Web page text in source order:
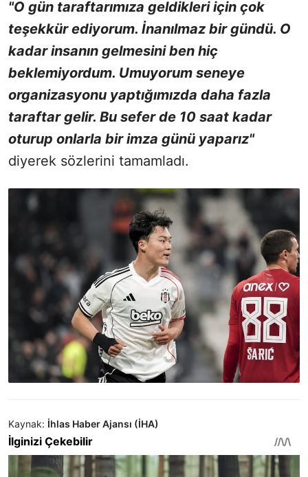
"O gün taraftarımıza geldikleri için çok
teşekkür ediyorum. İnanılmaz bir gündü. O
kadar insanın gelmesini ben hiç
beklemiyordum. Umuyorum seneye
organizasyonu yaptığımızda daha fazla
taraftar gelir. Bu sefer de 10 saat kadar
oturup onlarla bir imza günü yaparız"
diyerek sözlerini tamamladı.
Kaynak: İhlas Haber Ajansı (İHA)